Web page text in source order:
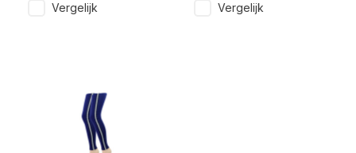
Vergelijk Vergelijk